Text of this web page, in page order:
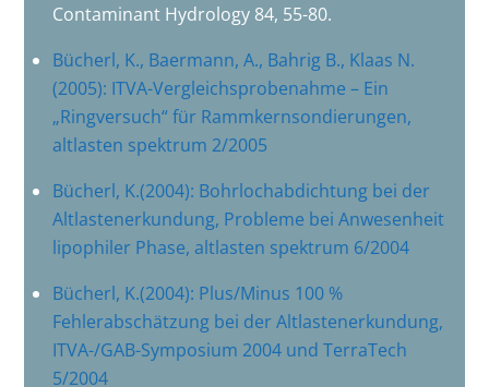
Contaminant Hydrology 84, 55-80.
Bücherl, K., Baermann, A., Bahrig B., Klaas N.
(2005): ITVA-Vergleichsprobenahme – Ein
„Ringversuch“ für Rammkernsondierungen,
altlasten spektrum 2/2005
Bücherl, K.(2004): Bohrlochabdichtung bei der
Altlastenerkundung, Probleme bei Anwesenheit
lipophiler Phase, altlasten spektrum 6/2004
Bücherl, K.(2004): Plus/Minus 100 %
Fehlerabschätzung bei der Altlastenerkundung,
ITVA-/GAB-Symposium 2004 und TerraTech
5/2004